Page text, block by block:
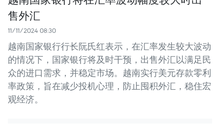
售外汇
11/11/2024 08:30
越南国家银行行长阮氏红表示，在汇率发生较大波动
的情况下，国家银行将及时干预，出售外汇以满足民
众的进口需求，并稳定市场。越南实行美元存款零利
率政策，旨在减少投机心理，防止囤积外汇，稳住宏
观经济。